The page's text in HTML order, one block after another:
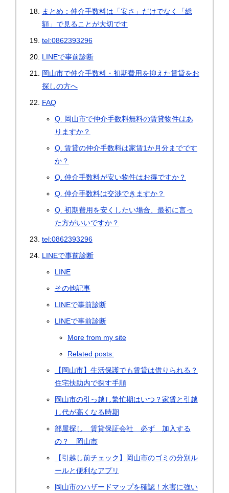
まとめ：仲介手数料は「安さ」だけでなく「総
額」で見ることが大切です
tel:0862393296
LINEで事前診断
岡山市で仲介手数料・初期費用を抑えた賃貸をお
探しの方へ
FAQ
Q. 岡山市で仲介手数料無料の賃貸物件はあ
りますか？
Q. 賃貸の仲介手数料は家賃1か月分までです
か？
Q. 仲介手数料が安い物件はお得ですか？
Q. 仲介手数料は交渉できますか？
Q. 初期費用を安くしたい場合、最初に言っ
た方がいいですか？
tel:0862393296
LINEで事前診断
LINE
その他記事
LINEで事前診断
LINEで事前診断
More from my site
Related posts:
【岡山市】生活保護でも賃貸は借りられる？
住宅扶助内で探す手順
岡山市の引っ越し繁忙期はいつ？家賃と引越
し代が高くなる時期
部屋探し 賃貸保証会社 必ず 加入する
の？ 岡山市
【引越し前チェック】岡山市のゴミの分別ル
ールと便利なアプリ
岡山市のハザードマップを確認！水害に強い